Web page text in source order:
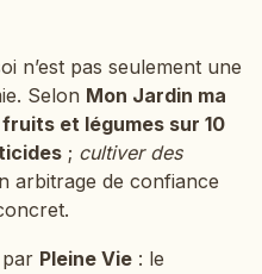
n’est pas seulement une
Selon Mon Jardin ma
et légumes sur 10
; cultiver des
arbitrage de confiance
par Pleine Vie : le